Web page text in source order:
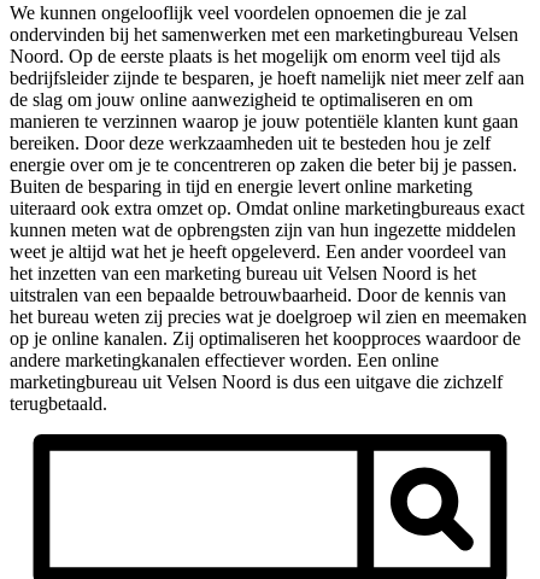
We kunnen ongelooflijk veel voordelen opnoemen die je zal
ondervinden bij het samenwerken met een marketingbureau Velsen
Noord. Op de eerste plaats is het mogelijk om enorm veel tijd als
bedrijfsleider zijnde te besparen, je hoeft namelijk niet meer zelf aan
de slag om jouw online aanwezigheid te optimaliseren en om
manieren te verzinnen waarop je jouw potentiële klanten kunt gaan
bereiken. Door deze werkzaamheden uit te besteden hou je zelf
energie over om je te concentreren op zaken die beter bij je passen.
Buiten de besparing in tijd en energie levert online marketing
uiteraard ook extra omzet op. Omdat online marketingbureaus exact
kunnen meten wat de opbrengsten zijn van hun ingezette middelen
weet je altijd wat het je heeft opgeleverd. Een ander voordeel van
het inzetten van een marketing bureau uit Velsen Noord is het
uitstralen van een bepaalde betrouwbaarheid. Door de kennis van
het bureau weten zij precies wat je doelgroep wil zien en meemaken
op je online kanalen. Zij optimaliseren het koopproces waardoor de
andere marketingkanalen effectiever worden. Een online
marketingbureau uit Velsen Noord is dus een uitgave die zichzelf
terugbetaald.